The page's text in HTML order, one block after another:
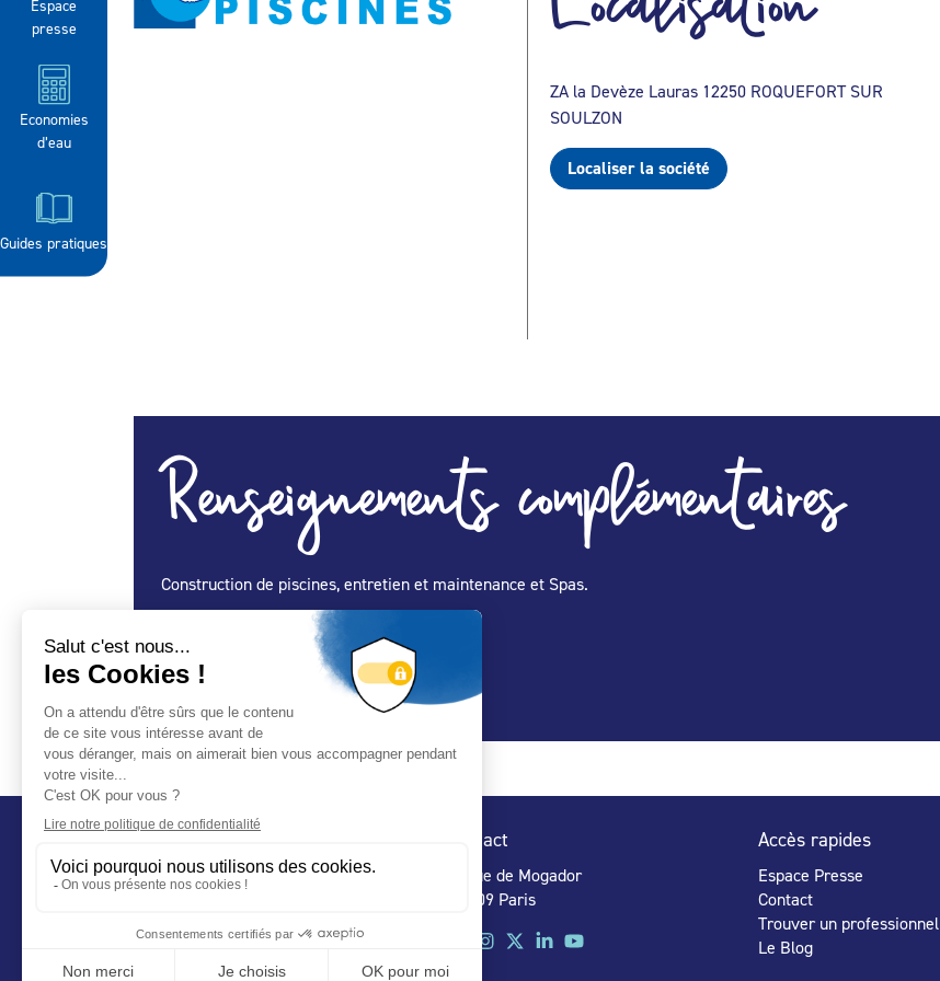
Espace
presse
Economies
d’eau
Guides pratiques
ZA la Devèze Lauras 12250 ROQUEFORT SUR
SOULZON
Localiser la société
Renseignements complémentaires
Construction de piscines, entretien et maintenance et Spas.
Spécialité Construction :
Spécialité Entretien Maintenance :
Spécialité Spa : Oui
Contact
32 rue de Mogador
75 009 Paris
Accès rapides
Espace Presse
Contact
Trouver un professionnel
Le Blog